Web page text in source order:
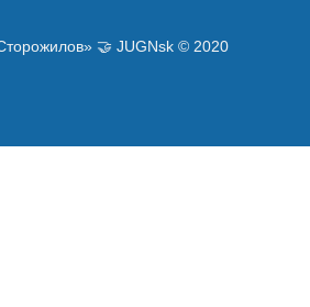
🤝 JUGNsk © 2020